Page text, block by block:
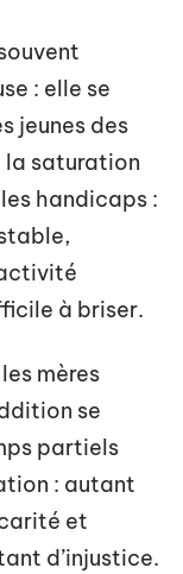
: elle se
jeunes des
la saturation
handicaps :
à briser.
mères
se
partiels
: autant
et
d’injustice.